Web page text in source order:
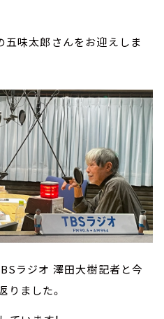
五味太郎さんをお迎えしま
ラジオ 澤田大樹記者と今
りました。